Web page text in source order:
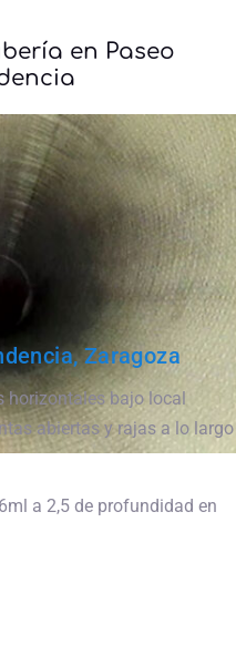
en Paseo
Zaragoza
horizontales bajo local
abiertas y rajas a lo largo
a 2,5 de profundidad en